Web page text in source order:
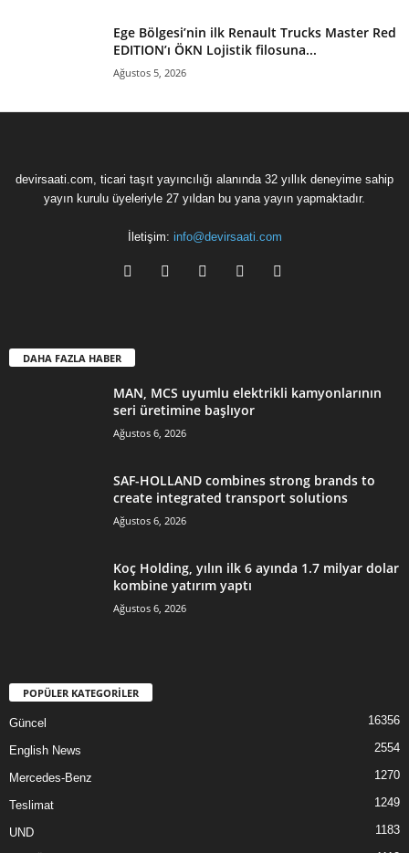
Ege Bölgesi’nin ilk Renault Trucks Master Red
EDITION’ı ÖKN Lojistik filosuna...
Ağustos 5, 2026
devirsaati.com, ticari taşıt yayıncılığı alanında 32 yıllık deneyime sahip
yayın kurulu üyeleriyle 27 yıldan bu yana yayın yapmaktadır.
İletişim: info@devirsaati.com
DAHA FAZLA HABER
MAN, MCS uyumlu elektrikli kamyonlarının
seri üretimine başlıyor
Ağustos 6, 2026
SAF-HOLLAND combines strong brands to
create integrated transport solutions
Ağustos 6, 2026
Koç Holding, yılın ilk 6 ayında 1.7 milyar dolar
kombine yatırım yaptı
Ağustos 6, 2026
POPÜLER KATEGORİLER
Güncel 16356
English News 2554
Mercedes-Benz 1270
Teslimat 1249
UND 1183